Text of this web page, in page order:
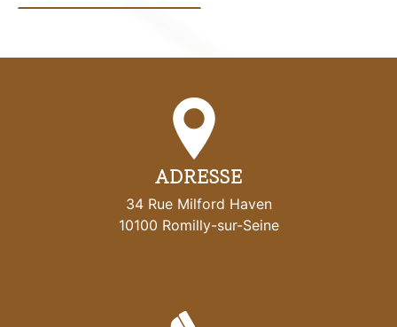
ADRESSE
34 Rue Milford Haven
10100 Romilly-sur-Seine